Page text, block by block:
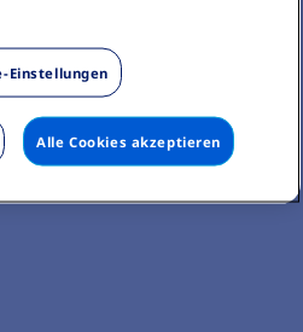
Einstellungen
Alle Cookies akzeptieren